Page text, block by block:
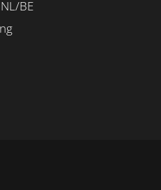
BE